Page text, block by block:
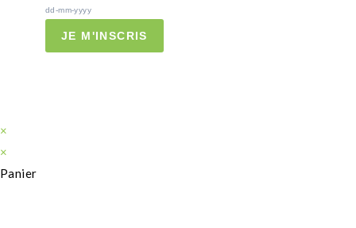
dd-mm-yyyy
JE M'INSCRIS
×
×
Panier